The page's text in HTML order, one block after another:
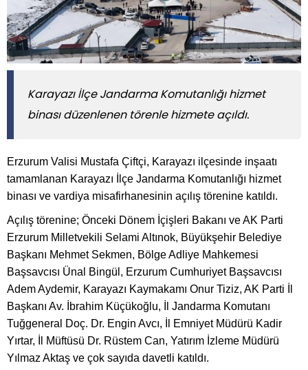
Karayazı İlçe Jandarma Komutanlığı hizmet
binası düzenlenen törenle hizmete açıldı.
Erzurum Valisi Mustafa Çiftçi, Karayazı ilçesinde inşaatı
tamamlanan Karayazı İlçe Jandarma Komutanlığı hizmet
binası ve vardiya misafirhanesinin açılış törenine katıldı.
Açılış törenine; Önceki Dönem İçişleri Bakanı ve AK Parti
Erzurum Milletvekili Selami Altınok, Büyükşehir Belediye
Başkanı Mehmet Sekmen, Bölge Adliye Mahkemesi
Başsavcısı Ünal Bingül, Erzurum Cumhuriyet Başsavcısı
Adem Aydemir, Karayazı Kaymakamı Onur Tiziz, AK Parti İl
Başkanı Av. İbrahim Küçükoğlu, İl Jandarma Komutanı
Tuğgeneral Doç. Dr. Engin Avcı, İl Emniyet Müdürü Kadir
Yırtar, İl Müftüsü Dr. Rüstem Can, Yatırım İzleme Müdürü
Yılmaz Aktaş ve çok sayıda davetli katıldı.